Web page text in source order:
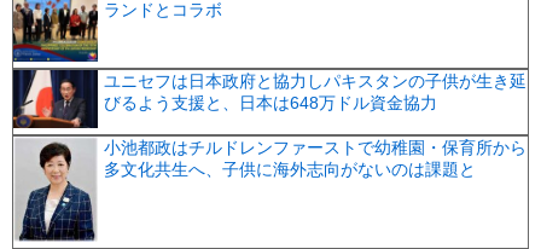
ランドとコラボ
ユニセフは日本政府と協力しパキスタンの子供が生き延
びるよう支援と、日本は648万ドル資金協力
小池都政はチルドレンファーストで幼稚園・保育所から
多文化共生へ、子供に海外志向がないのは課題と